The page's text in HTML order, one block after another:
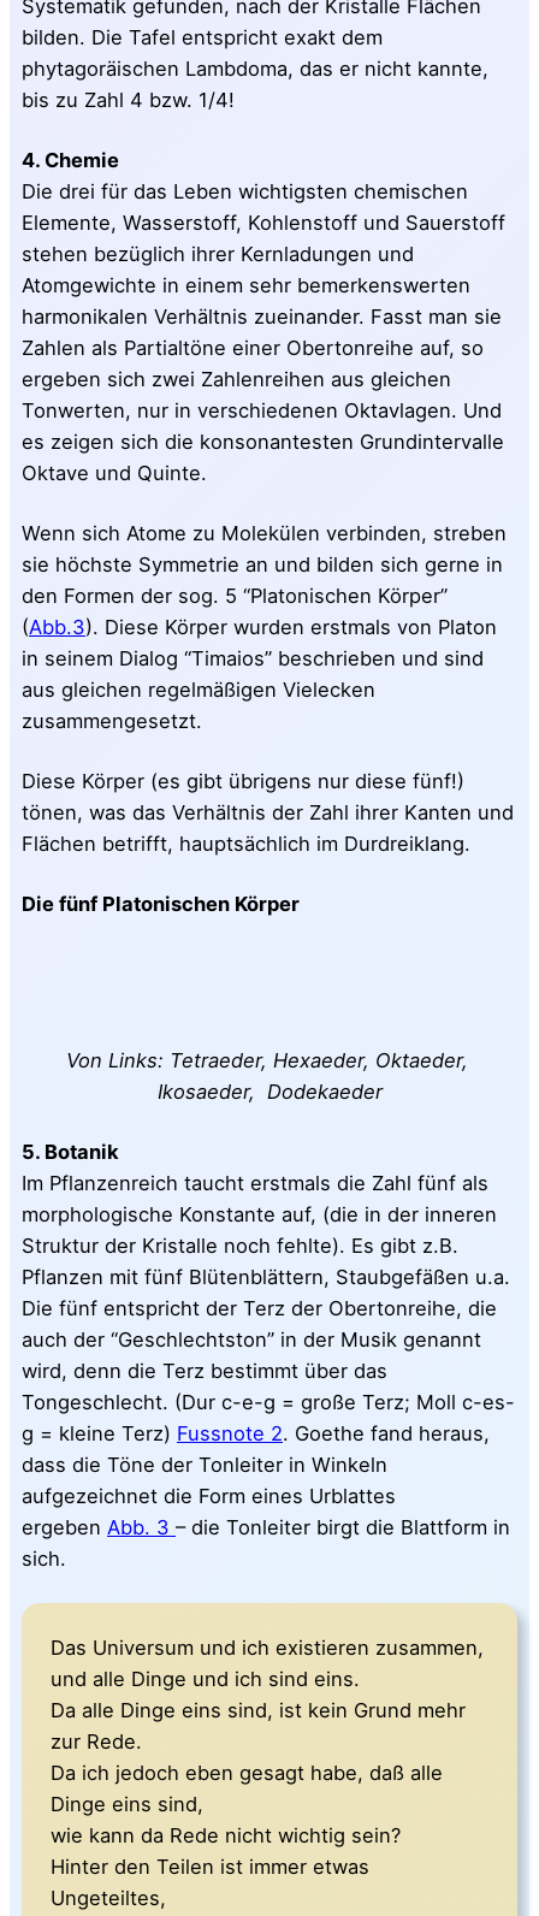
Systematik gefunden, nach der Kristalle Flächen
bilden. Die Tafel entspricht exakt dem
phytagoräischen Lambdoma, das er nicht kannte,
bis zu Zahl 4 bzw. 1/4!
4. Chemie
Die drei für das Leben wichtigsten chemischen
Elemente, Wasserstoff, Kohlenstoff und Sauerstoff
stehen bezüglich ihrer Kernladungen und
Atomgewichte in einem sehr bemerkenswerten
harmonikalen Verhältnis zueinander. Fasst man sie
Zahlen als Partialtöne einer Obertonreihe auf, so
ergeben sich zwei Zahlenreihen aus gleichen
Tonwerten, nur in verschiedenen Oktavlagen. Und
es zeigen sich die konsonantesten Grundintervalle
Oktave und Quinte.
Wenn sich Atome zu Molekülen verbinden, streben
sie höchste Symmetrie an und bilden sich gerne in
den Formen der sog. 5 “Platonischen Körper”
(Abb.3). Diese Körper wurden erstmals von Platon
in seinem Dialog “Timaios” beschrieben und sind
aus gleichen regelmäßigen Vielecken
zusammengesetzt.
Diese Körper (es gibt übrigens nur diese fünf!)
tönen, was das Verhältnis der Zahl ihrer Kanten und
Flächen betrifft, hauptsächlich im Durdreiklang.
Die fünf Platonischen Körper
Von Links: Tetraeder, Hexaeder, Oktaeder,
Ikosaeder, Dodekaeder
5. Botanik
Im Pflanzenreich taucht erstmals die Zahl fünf als
morphologische Konstante auf, (die in der inneren
Struktur der Kristalle noch fehlte). Es gibt z.B.
Pflanzen mit fünf Blütenblättern, Staubgefäßen u.a.
Die fünf entspricht der Terz der Obertonreihe, die
auch der “Geschlechtston” in der Musik genannt
wird, denn die Terz bestimmt über das
Tongeschlecht. (Dur c-e-g = große Terz; Moll c-es-
g = kleine Terz) Fussnote 2. Goethe fand heraus,
dass die Töne der Tonleiter in Winkeln
aufgezeichnet die Form eines Urblattes
ergeben Abb. 3 – die Tonleiter birgt die Blattform in
sich.
Das Universum und ich existieren zusammen,
und alle Dinge und ich sind eins.
Da alle Dinge eins sind, ist kein Grund mehr
zur Rede.
Da ich jedoch eben gesagt habe, daß alle
Dinge eins sind,
wie kann da Rede nicht wichtig sein?
Hinter den Teilen ist immer etwas
Ungeteiltes,